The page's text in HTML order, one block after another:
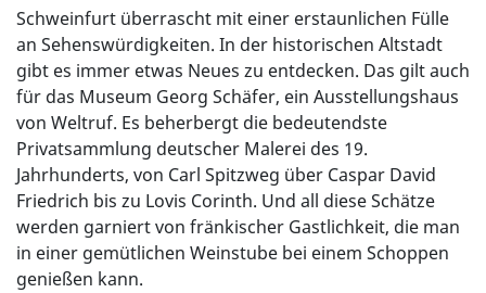
Schweinfurt überrascht mit einer erstaunlichen Fülle
an Sehenswürdigkeiten. In der historischen Altstadt
gibt es immer etwas Neues zu entdecken. Das gilt auch
für das Museum Georg Schäfer, ein Ausstellungshaus
von Weltruf. Es beherbergt die bedeutendste
Privatsammlung deutscher Malerei des 19.
Jahrhunderts, von Carl Spitzweg über Caspar David
Friedrich bis zu Lovis Corinth. Und all diese Schätze
werden garniert von fränkischer Gastlichkeit, die man
in einer gemütlichen Weinstube bei einem Schoppen
genießen kann.